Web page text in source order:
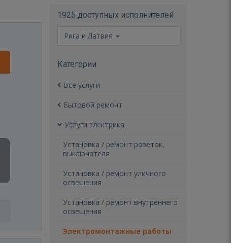
1925 доступных исполнителей
Рига и Латвия
Категории
Все услуги
Бытовой ремонт
Услуги электрика
Установка / ремонт розеток,
выключателя
Установка / ремонт уличного
освещения
Установка / ремонт внутреннего
освещения
Электромонтажные работы